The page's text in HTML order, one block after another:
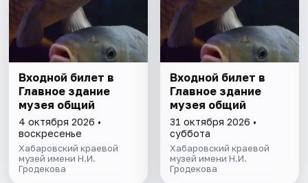
Входной билет в
Главное здание
музея общий
4 октября 2026 •
воскресенье
Хабаровский краевой
музей имени Н.И.
Гродекова
Входной билет в
Главное здание
музея общий
31 октября 2026 •
суббота
Хабаровский краевой
музей имени Н.И.
Гродекова